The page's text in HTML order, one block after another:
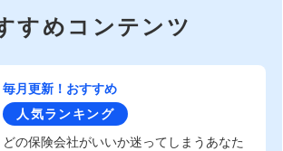
すめコンテンツ
毎月更新！おすすめ
人気ランキング
どの保険会社がいいか迷ってしまうあなた